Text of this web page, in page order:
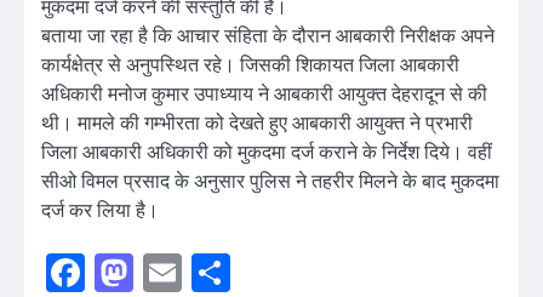
मुकदमा दर्ज करने की संस्तुति की है।
बताया जा रहा है कि आचार संहिता के दौरान आबकारी निरीक्षक अपने
कार्यक्षेत्र से अनुपस्थित रहे। जिसकी शिकायत जिला आबकारी
अधिकारी मनोज कुमार उपाध्याय ने आबकारी आयुक्त देहरादून से की
थी। मामले की गम्भीरता को देखते हुए आबकारी आयुक्त ने प्रभारी
जिला आबकारी अधिकारी को मुकदमा दर्ज कराने के निर्देश दिये। वहीं
सीओ विमल प्रसाद के अनुसार पुलिस ने तहरीर मिलने के बाद मुकदमा
दर्ज कर लिया है।
Facebook
Mastodon
Email